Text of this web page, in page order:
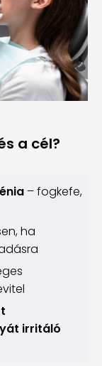
a cél?
– fogkefe,
ha
irritáló